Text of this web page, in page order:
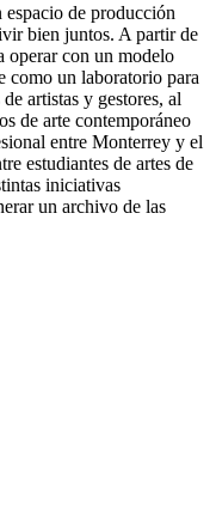
de producción
bien juntos. A partir de
operar con un modelo
como un laboratorio para
artistas y gestores, al
de arte contemporáneo
entre Monterrey y el
estudiantes de artes de
iniciativas
un archivo de las